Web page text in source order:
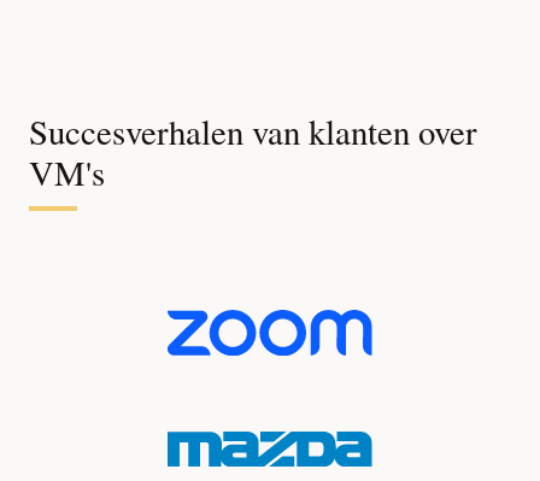
Succesverhalen van klanten over
VM's